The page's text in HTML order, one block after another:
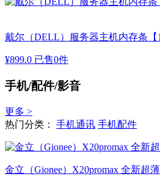
戴尔（DELL）服务器主机内存条【
¥899.0 已售0件
手机/配件/影音
更多 >
热门分类： 手机通讯 手机配件
金立（Gionee）X20promax 全新超